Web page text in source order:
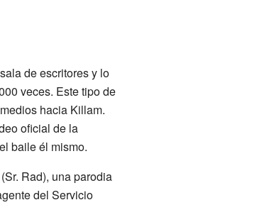
de escritores y lo
veces. Este tipo de
hacia Killam.
oficial de la
baile él mismo.
Rad), una parodia
del Servicio